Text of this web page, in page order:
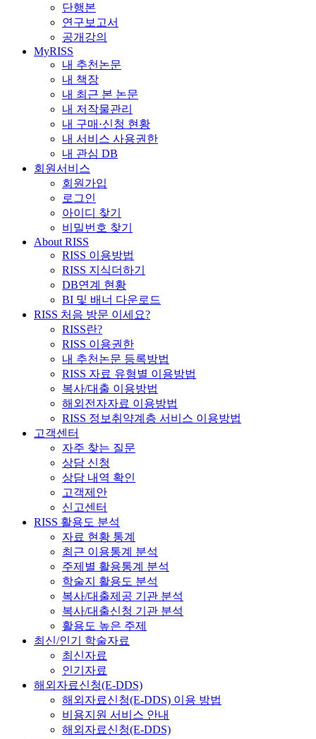
단행본
연구보고서
공개강의
MyRISS
내 추천논문
내 책장
내 최근 본 논문
내 저작물관리
내 구매·신청 현황
내 서비스 사용권한
내 관심 DB
회원서비스
회원가입
로그인
아이디 찾기
비밀번호 찾기
About RISS
RISS 이용방법
RISS 지식더하기
DB연계 현황
BI 및 배너 다운로드
RISS 처음 방문 이세요?
RISS란?
RISS 이용권한
내 추천논문 등록방법
RISS 자료 유형별 이용방법
복사/대출 이용방법
해외전자자료 이용방법
RISS 정보취약계층 서비스 이용방법
고객센터
자주 찾는 질문
상담 신청
상담 내역 확인
고객제안
신고센터
RISS 활용도 분석
자료 현황 통계
최근 이용통계 분석
주제별 활용통계 분석
학술지 활용도 분석
복사/대출제공 기관 분석
복사/대출신청 기관 분석
활용도 높은 주제
최신/인기 학술자료
최신자료
인기자료
해외자료신청(E-DDS)
해외자료신청(E-DDS) 이용 방법
비용지원 서비스 안내
해외자료신청(E-DDS)